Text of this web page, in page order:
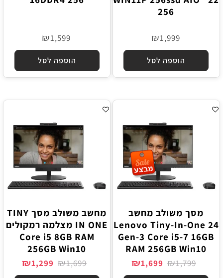
256
₪1,999
הוספה לסל
₪1,599
הוספה לסל
מסך משולב מחשב
Lenovo Tiny-In-One 24
Gen-3 Core i5-7 16GB
RAM 256GB Win10
₪1,799
₪1,699
מחשב משולב מסך TINY
IN ONE מצלמה רמקולים
Core i5 8GB RAM
256GB Win10
₪1,699
₪1,299